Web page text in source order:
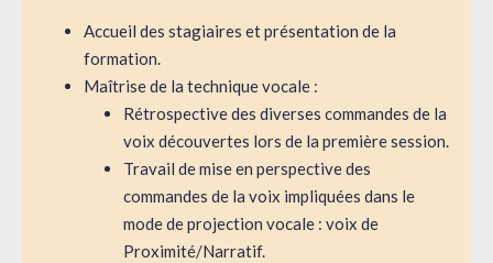
Accueil des stagiaires et présentation de la
formation.
Maîtrise de la technique vocale :
Rétrospective des diverses commandes de la
voix découvertes lors de la première session.
Travail de mise en perspective des
commandes de la voix impliquées dans le
mode de projection vocale : voix de
Proximité/Narratif.